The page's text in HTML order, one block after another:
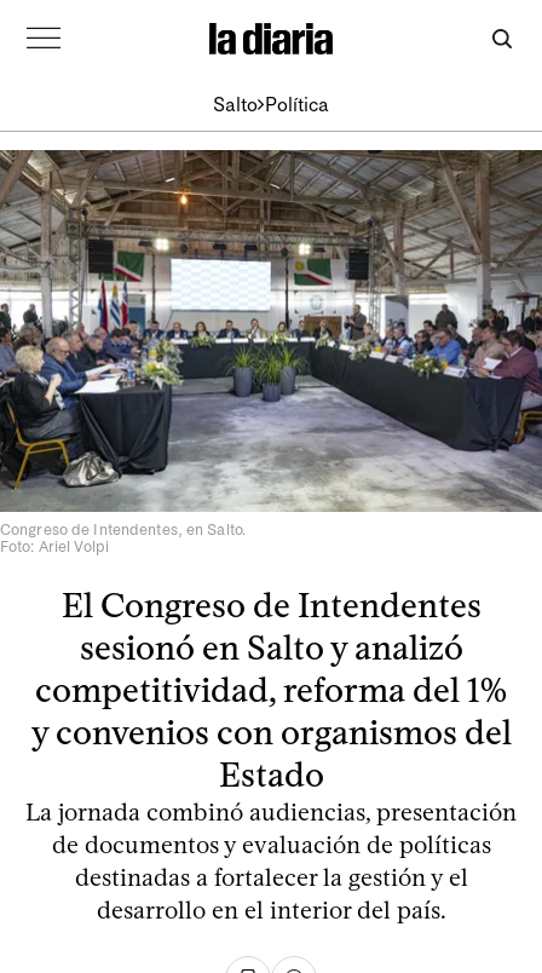
Salto Política
Congreso de Intendentes, en Salto.
Foto: Ariel Volpi
El Congreso de Intendentes
sesionó en Salto y analizó
competitividad, reforma del 1%
y convenios con organismos del
Estado
La jornada combinó audiencias, presentación
de documentos y evaluación de políticas
destinadas a fortalecer la gestión y el
desarrollo en el interior del país.